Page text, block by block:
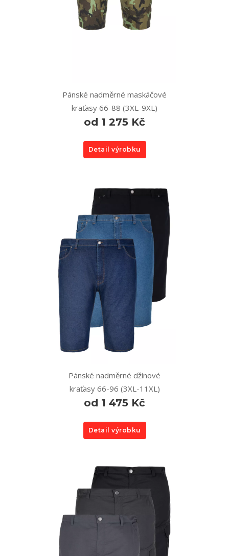
Pánské nadměrné maskáčové
kraťasy 66-88 (3XL-9XL)
od 1 275 Kč
Detail výrobku
Pánské nadměrné džínové
kraťasy 66-96 (3XL-11XL)
od 1 475 Kč
Detail výrobku